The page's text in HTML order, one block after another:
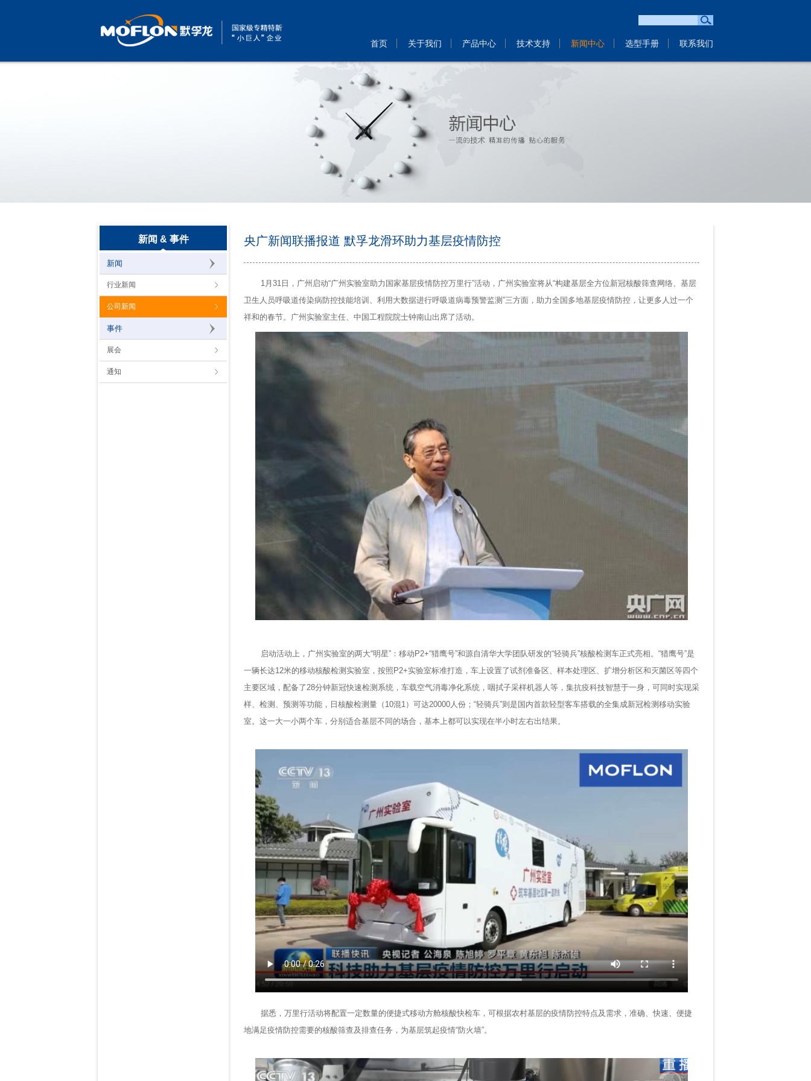
首页 关于我们 产品中心 技术支持 新闻中心 选型手册 联系我们
新闻 & 事件
新闻
行业新闻
公司新闻
事件
展会
通知
央广新闻联播报道 默孚龙滑环助力基层疫情防控
1月31日，广州启动“广州实验室助力国家基层疫情防控万里行”活动，广州实验室将从“构建基层全方位新冠核酸筛查网络、基层
卫生人员呼吸道传染病防控技能培训、利用大数据进行呼吸道病毒预警监测”三方面，助力全国多地基层疫情防控，让更多人过一个
祥和的春节。广州实验室主任、中国工程院院士钟南山出席了活动。
启动活动上，广州实验室的两大“明星”：移动P2+“猎鹰号”和源自清华大学团队研发的“轻骑兵”核酸检测车正式亮相。“猎鹰号”是
一辆长达12米的移动核酸检测实验室，按照P2+实验室标准打造，车上设置了试剂准备区、样本处理区、扩增分析区和灭菌区等四个
主要区域，配备了28分钟新冠快速检测系统，车载空气消毒净化系统，咽拭子采样机器人等，集抗疫科技智慧于一身，可同时实现采
样、检测、预测等功能，日核酸检测量（10混1）可达20000人份；“轻骑兵”则是国内首款轻型客车搭载的全集成新冠检测移动实验
室。这一大一小两个车，分别适合基层不同的场合，基本上都可以实现在半小时左右出结果。
据悉，万里行活动将配置一定数量的便捷式移动方舱核酸快检车，可根据农村基层的疫情防控特点及需求，准确、快速、便捷
地满足疫情防控需要的核酸筛查及排查任务，为基层筑起疫情“防火墙”。